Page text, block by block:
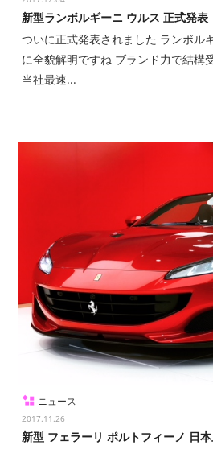
新型ランボルギーニ ウルス 正式発表
ついに正式発表されました ランボ
に全貌解明ですね ブランド力で結
当社最速...
ニュース
2017.11.26
新型 フェラーリ ポルトフィーノ 日本